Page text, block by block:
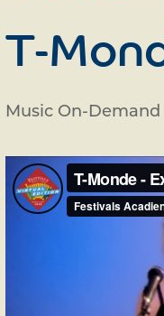
T-
Music On-Demand